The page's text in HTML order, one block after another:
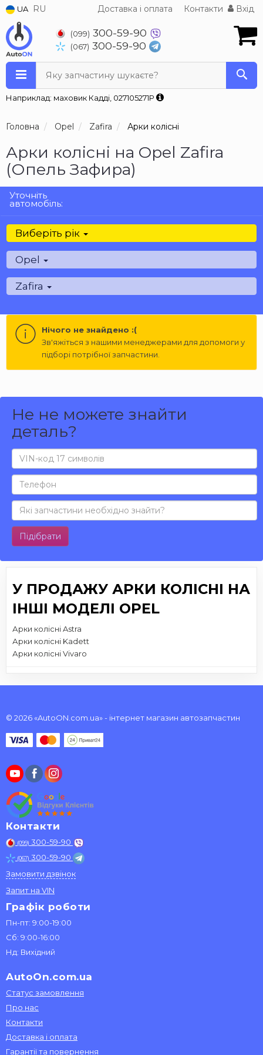
UA RU Доставка і оплата Контакти Вхід
(099) 300-59-90
(067) 300-59-90
Яку запчастину шукаєте?
Наприклад: маховик Кадді, 027105271P
Головна Opel Zafira Арки колісні
Арки колісні на Opel Zafira
(Опель Зафира)
Уточніть
автомобіль:
Виберіть рік
Opel
Zafira
Нічого не знайдено :(
Зв'яжіться з нашими менеджерами для допомоги у
підборі потрібної запчастини.
Не не можете знайти
деталь?
Підібрати
У ПРОДАЖУ АРКИ КОЛІСНІ НА
ІНШІ МОДЕЛІ OPEL
Арки колісні Astra
Арки колісні Kadett
Арки колісні Vivaro
© 2026 «AutoON.com.ua» - інтернет магазин автозапчастин
Контакти
(099) 300-59-90
(067) 300-59-90
Замовити дзвінок
Запит на VIN
Графік роботи
Пн-пт: 9:00-19:00
Сб: 9:00-16:00
Нд: Вихідний
AutoOn.com.ua
Статус замовлення
Про нас
Контакти
Доставка і оплата
Гарантії та повернення